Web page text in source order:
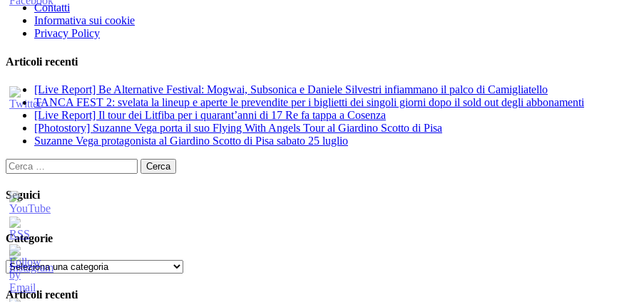
Contatti
Informativa sui cookie
Privacy Policy
Articoli recenti
[Live Report] Be Alternative Festival: Mogwai, Subsonica e Daniele Silvestri infiammano il palco di Camigliatello
TANCA FEST 2: svelata la lineup e aperte le prevendite per i biglietti dei singoli giorni dopo il sold out degli abbonamenti
[Live Report] Il tour dei Litfiba per i quarant’anni di 17 Re fa tappa a Cosenza
[Photostory] Suzanne Vega porta il suo Flying With Angels Tour al Giardino Scotto di Pisa
Suzanne Vega protagonista al Giardino Scotto di Pisa sabato 25 luglio
Ricerca
per:
Seguici
Categorie
Categorie
Articoli recenti